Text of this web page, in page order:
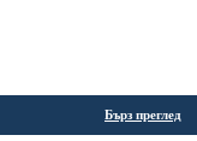
Бърз преглед